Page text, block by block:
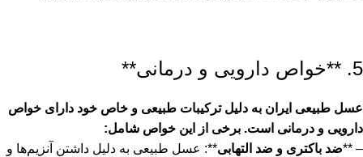
5. **خواص دارویی و درمانی**
عسل طبیعی ایران به دلیل ترکیبات طبیعی و خاص خود دارای خواص
دارویی و درمانی است. برخی از این خواص شامل:
– **ضد باکتری و ضد التهابی**: عسل طبیعی به دلیل داشتن آنزیم‌ها و